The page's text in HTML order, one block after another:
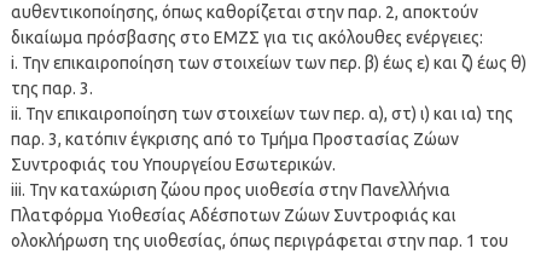
αυθεντικοποίησης, όπως καθορίζεται στην παρ. 2, αποκτούν
δικαίωμα πρόσβασης στο ΕΜΖΣ για τις ακόλουθες ενέργειες:
i. Την επικαιροποίηση των στοιχείων των περ. β) έως ε) και ζ) έως θ)
της παρ. 3.
ii. Την επικαιροποίηση των στοιχείων των περ. α), στ) ι) και ια) της
παρ. 3, κατόπιν έγκρισης από το Τμήμα Προστασίας Ζώων
Συντροφιάς του Υπουργείου Εσωτερικών.
iii. Την καταχώριση ζώου προς υιοθεσία στην Πανελλήνια
Πλατφόρμα Υιοθεσίας Αδέσποτων Ζώων Συντροφιάς και
ολοκλήρωση της υιοθεσίας, όπως περιγράφεται στην παρ. 1 του